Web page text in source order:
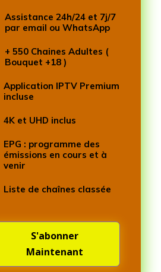
Assistance 24h/24 et 7j/7
par email ou WhatsApp
+ 550 Chaines Adultes (
Bouquet +18 )
Application IPTV Premium
incluse
4K et UHD inclus
EPG : programme des
émissions en cours et à
venir
Liste de chaînes classée
S'abonner
Maintenant